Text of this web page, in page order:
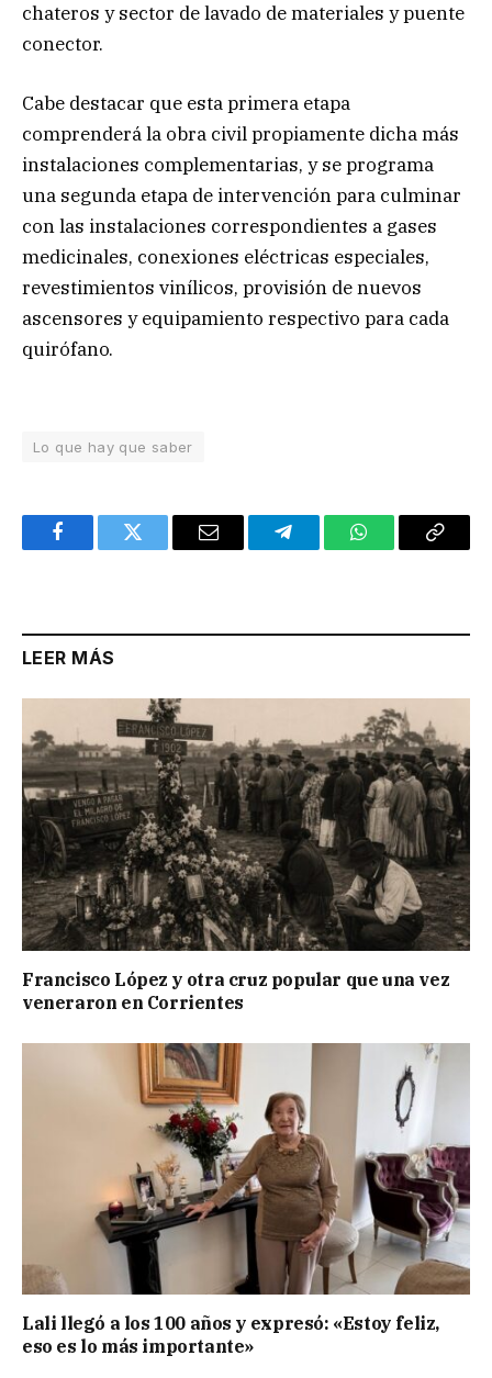
chateros y sector de lavado de materiales y puente
conector.
Cabe destacar que esta primera etapa
comprenderá la obra civil propiamente dicha más
instalaciones complementarias, y se programa
una segunda etapa de intervención para culminar
con las instalaciones correspondientes a gases
medicinales, conexiones eléctricas especiales,
revestimientos vinílicos, provisión de nuevos
ascensores y equipamiento respectivo para cada
quirófano.
Lo que hay que saber
FacebookTwitter Email TelegramWhatsAppCopy
LEER MÁS
Francisco López y otra cruz popular que una vez
veneraron en Corrientes
Lali llegó a los 100 años y expresó: «Estoy feliz,
eso es lo más importante»